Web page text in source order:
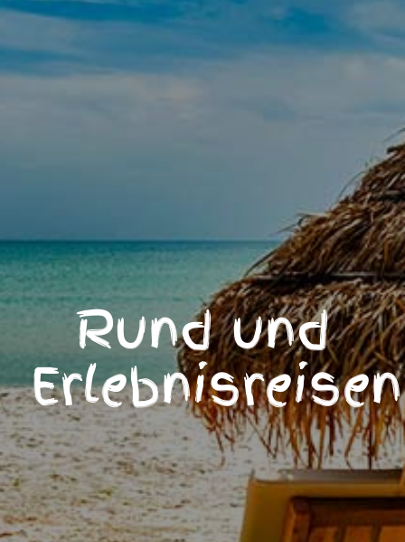
Rund und
Erlebnisreisen